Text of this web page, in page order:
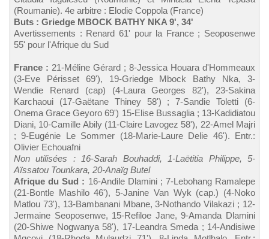
(Roumanie). 4e arbitre : Elodie Coppola (France)
Buts : Griedge MBOCK BATHY NKA 9', 34'
Avertissements : Renard 61' pour la France ; Seoposenwe
55' pour l'Afrique du Sud
France : 21-Méline Gérard ; 8-Jessica Houara d'Hommeaux
(3-Eve Périsset 69'), 19-Griedge Mbock Bathy Nka, 3-
Wendie Renard (cap) (4-Laura Georges 82'), 23-Sakina
Karchaoui (17-Gaëtane Thiney 58') ; 7-Sandie Toletti (6-
Onema Grace Geyoro 69') 15-Elise Bussaglia ; 13-Kadidiatou
Diani, 10-Camille Abily (11-Claire Lavogez 58'), 22-Amel Majri
; 9-Eugénie Le Sommer (18-Marie-Laure Delie 46'). Entr.:
Olivier Echouafni
Non utilisées : 16-Sarah Bouhaddi, 1-Laëtitia Philippe, 5-
Aïssatou Tounkara, 20-Anaïg Butel
Afrique du Sud : 16-Andile Dlamini ; 7-Lebohang Ramalepe
(21-Bontle Mashilo 46'), 5-Janine Van Wyk (cap.) (4-Noko
Matlou 73'), 13-Bambanani Mbane, 3-Nothando Vilakazi ; 12-
Jermaine Seoposenwe, 15-Refiloe Jane, 9-Amanda Dlamini
(20-Shiwe Nogwanya 58'), 17-Leandra Smeda ; 14-Andisiwe